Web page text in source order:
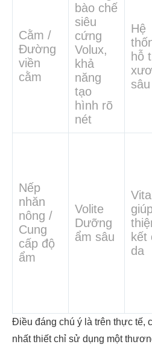
Cằm /
Đường
viền
cằm
bào chế
siêu
cứng
Volux,
khả
năng
tạo
hình rõ
nét
Hệ
hỗ
Nếp
nhăn
nông /
Cung
cấp độ
ẩm
Volite
Dưỡng
ẩm sâu
Vital
kết
da
Điều đáng chú ý là trên thực tế,
nhất thiết chỉ sử dụng một